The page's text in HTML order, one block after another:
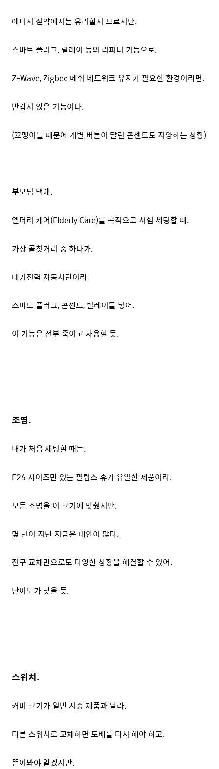
에너지 절약에서는 유리할지 모르지만.
스마트 플러그, 릴레이 등의 리피터 기능으로.
Z-Wave, Zigbee 메쉬 네트워크 유지가 필요한 환경이라면.
반갑지 않은 기능이다.
(꼬맹이들 때문에 개별 버튼이 달린 콘센트도 지양하는 상황)
부모님 댁에.
엘더리 케어(Elderly Care)를 목적으로 시험 세팅할 때.
가장 골칫거리 중 하나가.
대기전력 자동차단이라.
스마트 플러그, 콘센트, 릴레이를 넣어.
이 기능은 전부 죽이고 사용할 듯.
조명.
내가 처음 세팅할 때는.
E26 사이즈만 있는 필립스 휴가 유일한 제품이라.
모든 조명을 이 크기에 맞췄지만.
몇 년이 지난 지금은 대안이 많다.
전구 교체만으로도 다양한 상황을 해결할 수 있어.
난이도가 낮을 듯.
스위치.
커버 크기가 일반 시중 제품과 달라.
다른 스위치로 교체하면 도배를 다시 해야 하고.
뜯어봐야 알겠지만.